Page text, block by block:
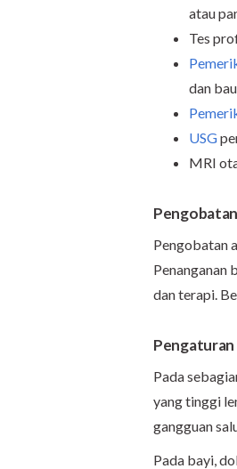
atau
Tes
dan
USG
MRI
Pengobatan
Penanganan
dan terapi.
Pengaturan
Pada
yang tinggi
gangguan
Pada bayi,